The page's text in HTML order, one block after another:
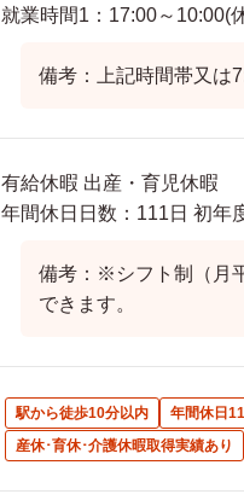
就業時間1：17:00～10:00(
備考：上記時間帯又は
有給休暇 出産・育児休暇
年間休日日数：111日 初年
備考：※シフト制（月
できます。
駅から徒歩10分以内 年間休日
産休･育休･介護休暇取得実績あり